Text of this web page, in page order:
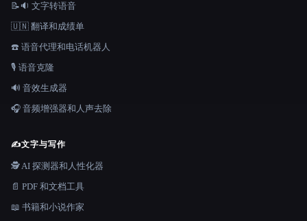
📝🔉 文字转语音
🇺🇳 翻译和成绩单
☎️ 语音代理和电话机器人
🎙️ 语音克隆
🔊 音效生成器
🎧 音频增强器和人声去除
✍️文字与写作
🕵️ AI 探测器和人性化器
📄 PDF 和文档工具
📖 书籍和小说作家